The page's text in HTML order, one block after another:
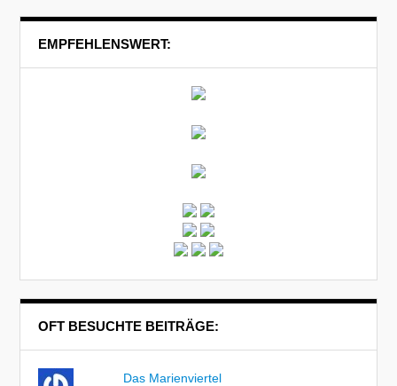
EMPFEHLENSWERT:
OFT BESUCHTE BEITRÄGE:
Das Marienviertel